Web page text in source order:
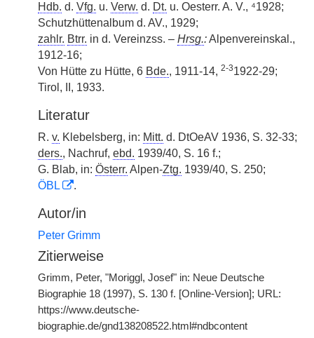
Hdb. d. Vfg. u. Verw. d. Dt. u. Oesterr. A. V., ⁴1928;
Schutzhüttenalbum d. AV., 1929;
zahlr. Btrr. in d. Vereinzss. – Hrsg.:Alpenvereinskal.,
1912-16;
Von Hütte zu Hütte, 6 Bde., 1911-14, 2-31922-29;
Tirol, II, 1933.
Literatur
R. v. Klebelsberg, in: Mitt. d. DtOeAV 1936, S. 32-33;
ders., Nachruf, ebd. 1939/40, S. 16 f.;
G. Blab, in: Österr. Alpen-Ztg. 1939/40, S. 250;
ÖBL
.
Autor/in
Peter Grimm
Zitierweise
Grimm, Peter, "Moriggl, Josef" in: Neue Deutsche
Biographie 18 (1997), S. 130 f. [Online-Version]; URL:
https://www.deutsche-
biographie.de/gnd138208522.html#ndbcontent